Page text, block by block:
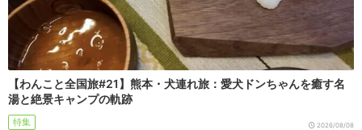
【わんこと全国旅#21】熊本・犬連れ旅：愛犬ドンちゃんを癒す名
湯と絶景キャンプの軌跡
特集 2026/08/08